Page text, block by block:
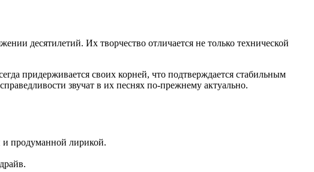
десятилетий. Их творчество отличается не только технической
придерживается своих корней, что подтверждается стабильным
звучат в их песнях по-прежнему актуально.
и продуманной лирикой.